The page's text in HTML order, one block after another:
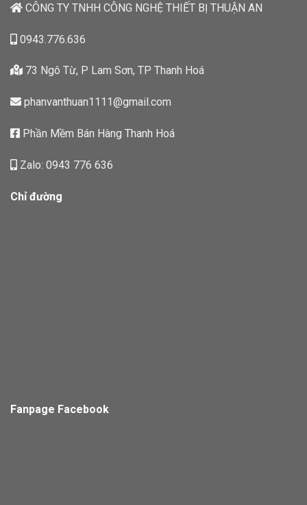
CÔNG TY TNHH CÔNG NGHỆ THIẾT BỊ THUẬN AN
0943.776.636
73 Ngô Từ, P Lam Sơn, TP Thanh Hoá
phanvanthuan1111@gmail.com
Phần Mềm Bán Hàng Thanh Hoá
Zalo: 0943 776 636
Chỉ đường
Fanpage Facebook